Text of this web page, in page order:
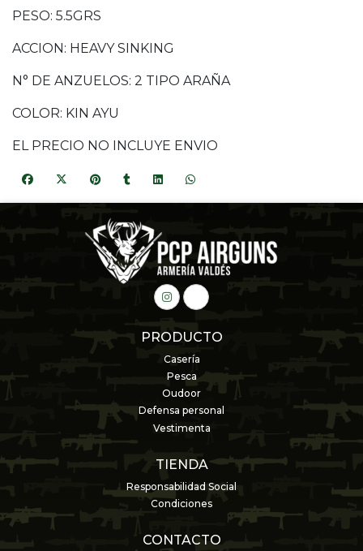
PESO: 5.5GRS
ACCION: HEAVY SINKING
N° DE ANZUELOS: 2 TIPO ARAÑA
COLOR: KIN AYU
EL PRECIO NO INCLUYE ENVIO
PRODUCTO
Casería
Pesca
Oudoor
Defensa personal
Vestimenta
TIENDA
Responsabilidad Social
Condiciones
CONTACTO